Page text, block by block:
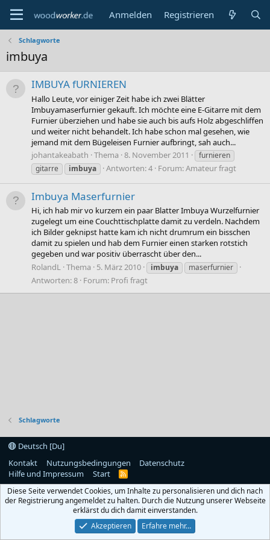
Anmelden Registrieren
Schlagworte
imbuya
IMBUYA fURNIEREN
Hallo Leute, vor einiger Zeit habe ich zwei Blätter
Imbuyamaserfurnier gekauft. Ich möchte eine E-Gitarre mit dem
Furnier überziehen und habe sie auch bis aufs Holz abgeschliffen
und weiter nicht behandelt. Ich habe schon mal gesehen, wie
jemand mit dem Bügeleisen Furnier aufbringt, sah auch...
johantakeabath Thema 8. November 2011
furnieren
gitarre
imbuya Antworten: 4 Forum:Amateur fragt
Imbuya Maserfurnier
Hi, ich hab mir vo kurzem ein paar Blatter Imbuya Wurzelfurnier
zugelegt um eine Couchttischplatte damit zu verdeln. Nachdem
ich Bilder geknipst hatte kam ich nicht drumrum ein bisschen
damit zu spielen und hab dem Furnier einen starken rotstich
gegeben und war positiv überrascht über den...
RolandL Thema 5. März 2010 imbuya maserfurnier
Antworten: 8 Forum: Profi fragt
Schlagworte
Deutsch [Du]
Kontakt
Nutzungsbedingungen
Datenschutz
Hilfe und Impressum
Start
R
S
Diese Seite verwendet Cookies, um Inhalte zu personalisieren und dich nach
der Registrierung angemeldet zu halten. Durch die Nutzung unserer Webseite
erklärst du dich damit einverstanden.
Akzeptieren
Erfahre mehr…